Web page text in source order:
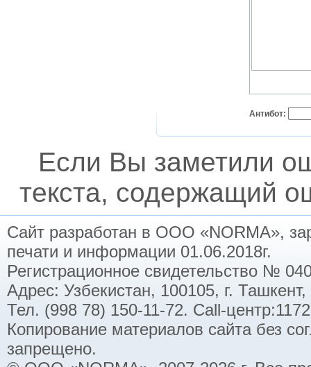
Антибот:
Если Вы заметили
текста, содержащий
Сайт разработан в ООО «NORMA»,
печати и информации 01.06.2018г.
Регистрационное свидетельство №
Адрес: Узбекистан, 100105, г.
Тел. (998 78) 150-11-72. Call-
Копирование материалов сайта без
запрещено.